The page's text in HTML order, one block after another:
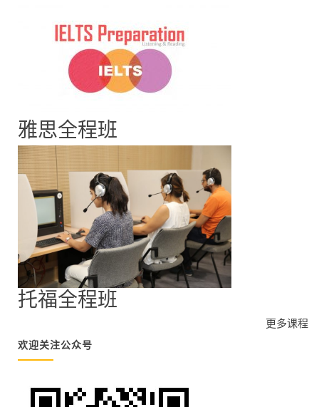
雅思全程班
托福全程班
更多课程
欢迎关注公众号